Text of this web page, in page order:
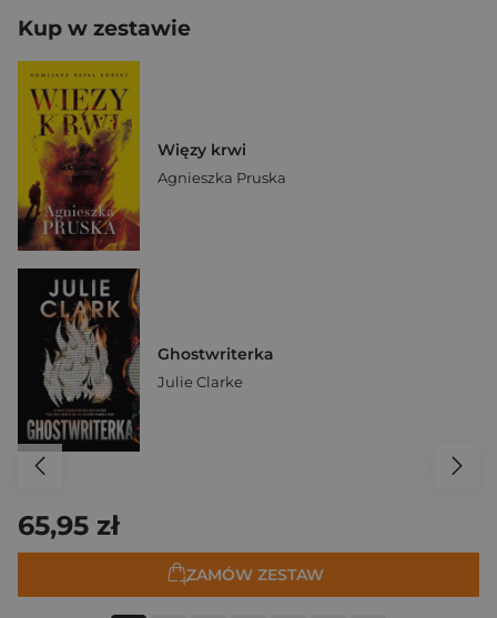
Kup w zestawie
Więzy krwi
Agnieszka Pruska
Ghostwriterka
Julie Clarke
65,95 zł
ZAMÓW ZESTAW